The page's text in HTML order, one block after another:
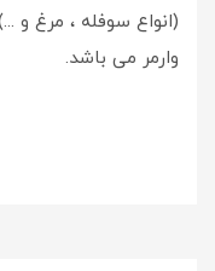
(انواع سوفله ، مرغ و
وارمر می باشد.